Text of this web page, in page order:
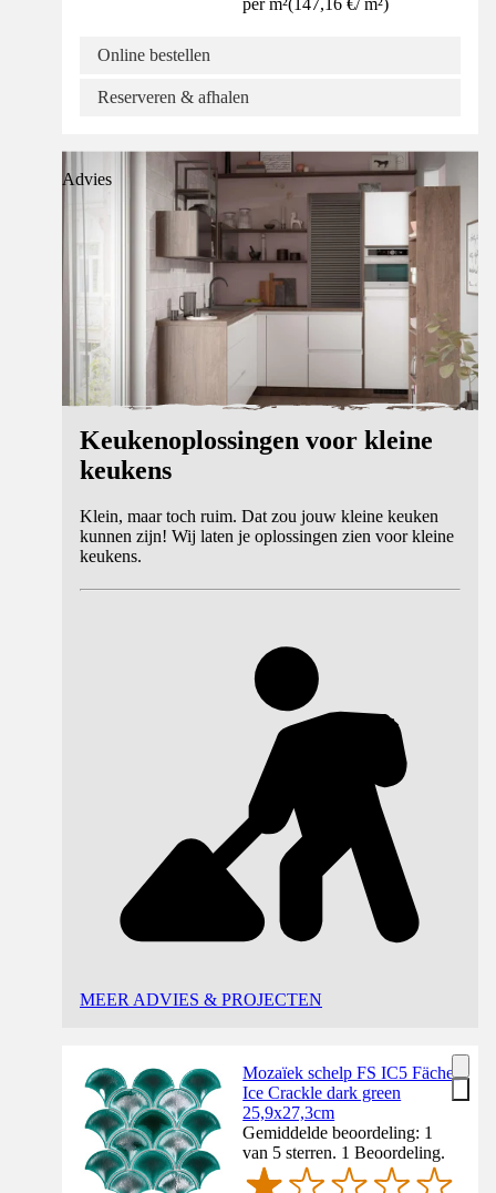
Online bestellen
Reserveren & afhalen
Advies
Keukenoplossingen voor kleine
keukens
Klein, maar toch ruim. Dat zou jouw kleine keuken
kunnen zijn! Wij laten je oplossingen zien voor kleine
keukens.
MEER ADVIES & PROJECTEN
Mozaïek schelp FS IC5 Fächer
Ice Crackle dark green
25,9x27,3cm
Gemiddelde beoordeling: 1
van 5 sterren. 1 Beoordeling.